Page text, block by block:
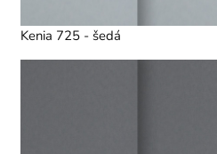
Kenia 725 - šedá